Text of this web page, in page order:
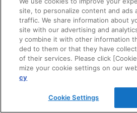
ログイン
建築・設計関係者様向けサイト
ユーザー登録サービス
WEB見積システム
収納プランニングソフト
site, to personalize content and ads
traffic. We share information about
site with our advertising and
y combine it with other information
ded to them or that they have
of their services. Please click
mize your cookie settings on our
cy
Cookie Settings